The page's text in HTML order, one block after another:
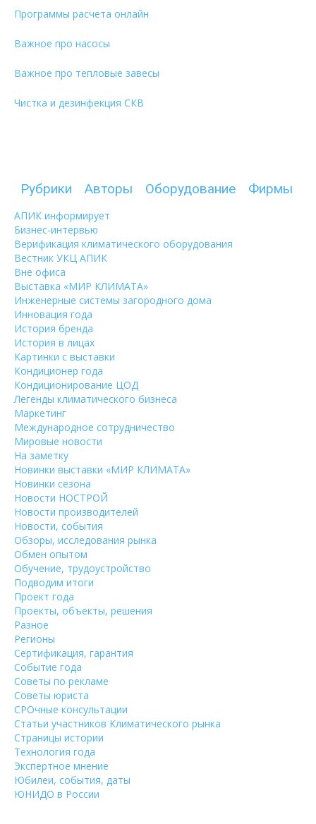
Программы расчета онлайн
Важное про насосы
Важное про тепловые завесы
Чистка и дезинфекция СКВ
Рубрики Авторы Оборудование Фирмы
АПИК информирует
Бизнес-интервью
Верификация климатического оборудования
Вестник УКЦ АПИК
Вне офиса
Выставка «МИР КЛИМАТА»
Инженерные системы загородного дома
Инновация года
История бренда
История в лицах
Картинки с выставки
Кондиционер года
Кондиционирование ЦОД
Легенды климатического бизнеса
Маркетинг
Международное сотрудничество
Мировые новости
На заметку
Новинки выставки «МИР КЛИМАТА»
Новинки сезона
Новости НОСТРОЙ
Новости производителей
Новости, события
Обзоры, исследования рынка
Обмен опытом
Обучение, трудоустройство
Подводим итоги
Проект года
Проекты, объекты, решения
Разное
Регионы
Сертификация, гарантия
Событие года
Советы по рекламе
Советы юриста
СРОчные консультации
Статьи участников Климатического рынка
Страницы истории
Технология года
Экспертное мнение
Юбилеи, события, даты
ЮНИДО в России